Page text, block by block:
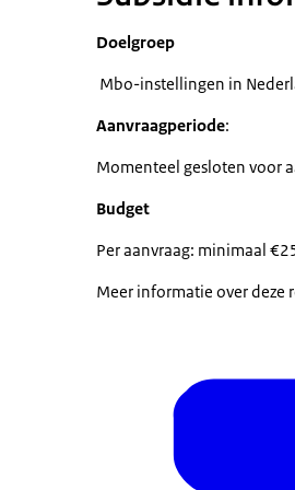
Doelgroep
Mbo-instellingen in
Aanvraagperiode:
Momenteel gesloten voor
Budget
Per aanvraag: minimaal
Meer informatie over deze